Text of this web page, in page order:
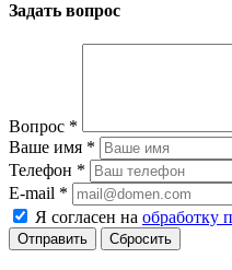
Задать вопрос
Вопрос *
Ваше имя *
Телефон *
E-mail *
Я согласен на обработку
Сбросить